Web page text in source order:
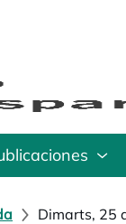
Dimarts, 25